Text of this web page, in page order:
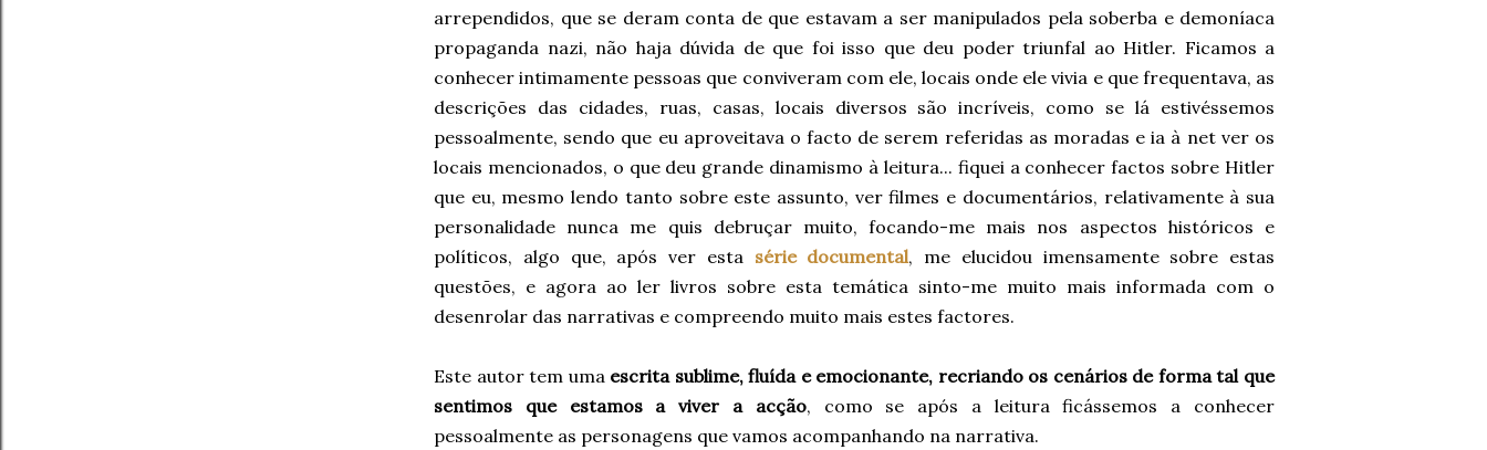
arrependidos, que se deram conta de que estavam a ser manipulados pela soberba e demoníaca
propaganda nazi, não haja dúvida de que foi isso que deu poder triunfal ao Hitler. Ficamos a
conhecer intimamente pessoas que conviveram com ele, locais onde ele vivia e que frequentava, as
descrições das cidades, ruas, casas, locais diversos são incríveis, como se lá estivéssemos
pessoalmente, sendo que eu aproveitava o facto de serem referidas as moradas e ia à net ver os
locais mencionados, o que deu grande dinamismo à leitura... fiquei a conhecer factos sobre Hitler
que eu, mesmo lendo tanto sobre este assunto, ver filmes e documentários, relativamente à sua
personalidade nunca me quis debruçar muito, focando-me mais nos aspectos históricos e
políticos, algo que, após ver esta série documental, me elucidou imensamente sobre estas
questões, e agora ao ler livros sobre esta temática sinto-me muito mais informada com o
desenrolar das narrativas e compreendo muito mais estes factores.
Este autor tem uma escrita sublime, fluída e emocionante, recriando os cenários de forma tal que
sentimos que estamos a viver a acção, como se após a leitura ficássemos a conhecer
pessoalmente as personagens que vamos acompanhando na narrativa.